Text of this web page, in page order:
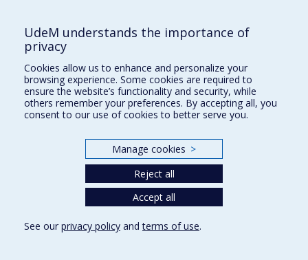
Who does what?
Find us
Site map
Accessibility
UdeM understands the importance of
privacy
Cookies allow us to enhance and personalize your
browsing experience. Some cookies are required to
ensure the website’s functionality and security, while
others remember your preferences. By accepting all, you
consent to our use of cookies to better serve you.
Manage cookies >
Reject all
Accept all
See our privacy policy andterms of use.